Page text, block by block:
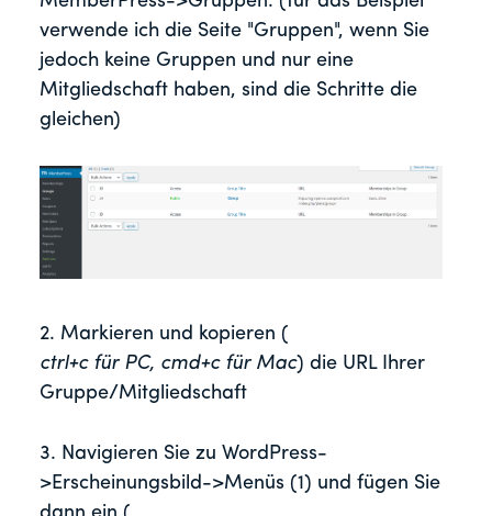
verwende ich die Seite "Gruppen", wenn Sie
jedoch keine Gruppen und nur eine
Mitgliedschaft haben, sind die Schritte die
gleichen)
2. Markieren und kopieren (
ctrl+c für PC, cmd+c für Mac) die URL Ihrer
Gruppe/Mitgliedschaft
3. Navigieren Sie zu WordPress-
>Erscheinungsbild->Menüs (1) und fügen Sie